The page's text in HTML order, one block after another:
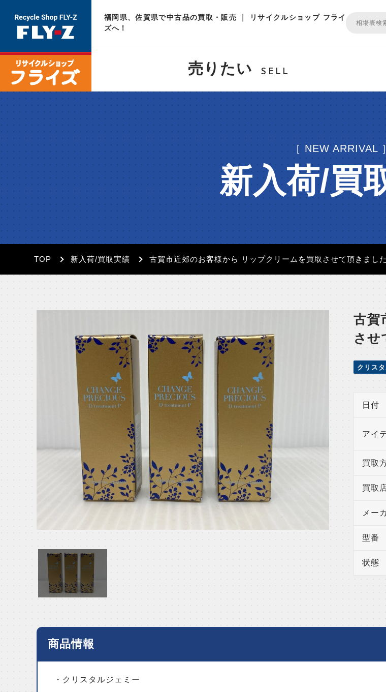
福岡県、佐賀県で中古品の買取・販売 ｜ リサイクルショップ フライ
ズへ！
売りたい SELL
［ NEW ARRIVAL
新入荷/買
TOP 新入荷/買取実績 古賀市近郊のお客様から リップクリームを買取させて頂きまし
古賀
させ
クリス
日付
アイ
買取
買取
メー
型番
状態
商品情報
・クリスタルジェミー